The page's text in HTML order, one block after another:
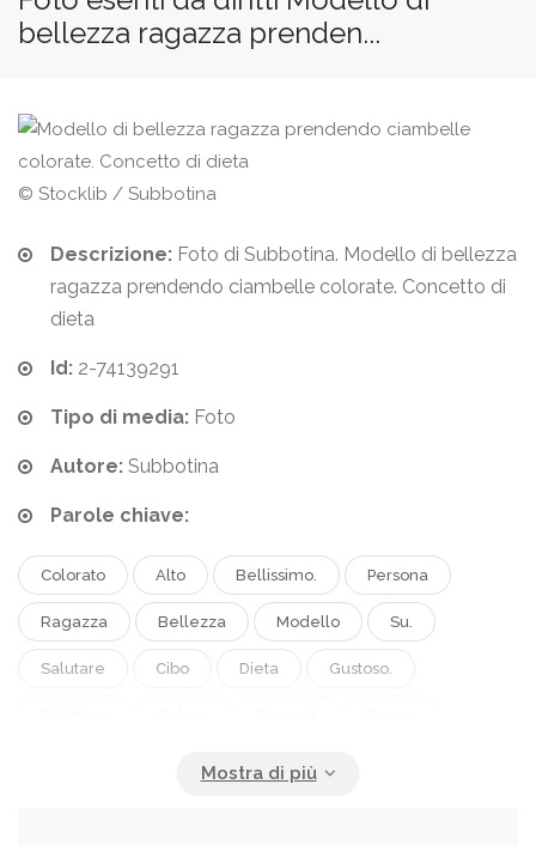
bellezza ragazza prenden...
© Stocklib / Subbotina
Descrizione: Foto di Subbotina. Modello di bellezza
ragazza prendendo ciambelle colorate. Concetto di
dieta
Id: 2-74139291
Tipo di media: Foto
Autore: Subbotina
Parole chiave:
Colorato Alto Bellissimo. Persona
Ragazza Bellezza Modello Su.
Salutare Cibo Dieta Gustoso.
Divertente. Mano